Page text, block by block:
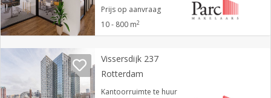
Prijs op aanvraag
10 - 800 m2
Vissersdijk 237
Rotterdam
Kantoorruimte te huur